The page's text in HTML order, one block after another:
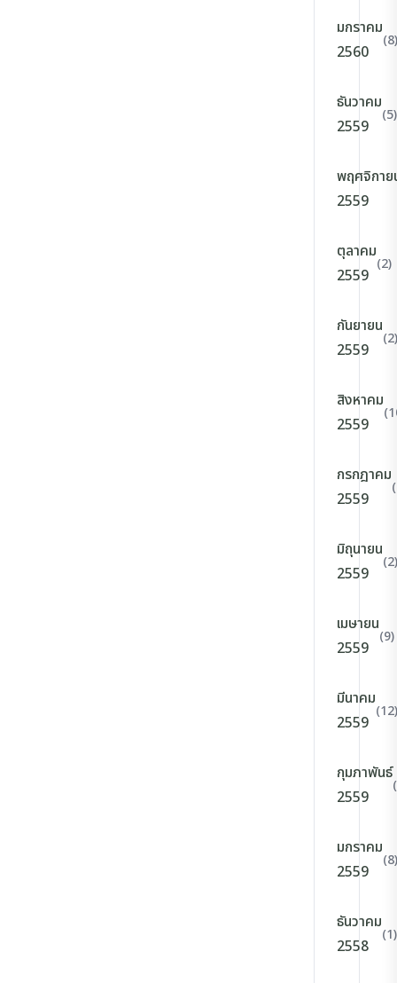
มกราคม
2560
(8)
ธันวาคม
2559
(5)
พฤศจิกาย
2559
ตุลาคม
2559
(2)
กันยายน
2559
(2)
สิงหาคม
2559
กรกฎาคม
2559
มิถุนายน
2559
(2)
เมษายน
2559
(9)
มีนาคม
2559
(12)
กุมภาพันธ์
2559
มกราคม
2559
(8)
ธันวาคม
2558
(1)